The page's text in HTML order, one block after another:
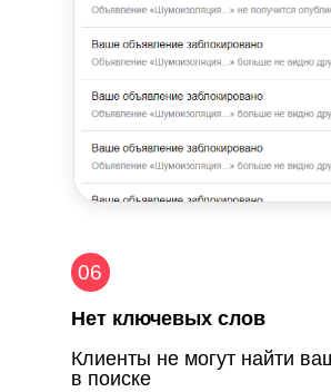
Нет ключевых слов
Клиенты не могут найти
в поиске
06